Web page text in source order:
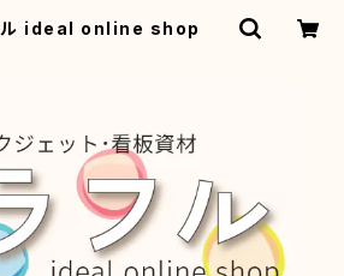
ル ideal online shop